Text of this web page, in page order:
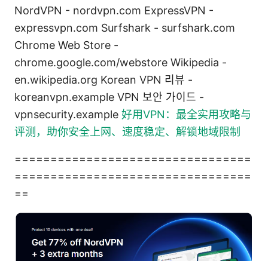
NordVPN - nordvpn.com ExpressVPN -
expressvpn.com Surfshark - surfshark.com
Chrome Web Store -
chrome.google.com/webstore Wikipedia -
en.wikipedia.org Korean VPN 리뷰 -
koreanvpn.example VPN 보안 가이드 -
vpnsecurity.example 好用VPN：最全实用攻略与
评测，助你安全上网、速度稳定、解锁地域限制
=================================
=================================
==